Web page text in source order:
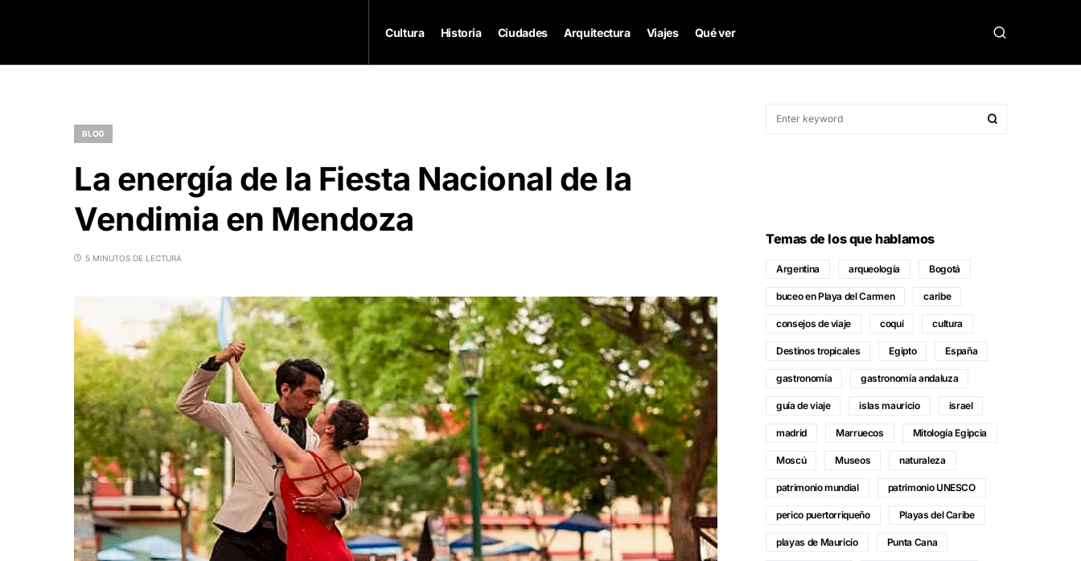
Cultura Historia Ciudades Arquitectura Viajes Qué ver
BLOG
La energía de la Fiesta Nacional de la
Vendimia en Mendoza
5 MINUTOS DE LECTURA
Temas de los que hablamos
Argentina arqueología Bogotá
buceo en Playa del Carmen caribe
consejos de viaje coquí cultura
Destinos tropicales Egipto España
gastronomía gastronomía andaluza
guía de viaje islas mauricio israel
madrid Marruecos Mitología Egipcia
Moscú Museos naturaleza
patrimonio mundial patrimonio UNESCO
perico puertorriqueño Playas del Caribe
playas de Mauricio Punta Cana